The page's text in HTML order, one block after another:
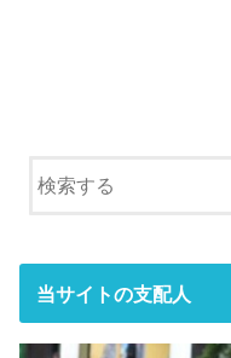
当サイトの支配人